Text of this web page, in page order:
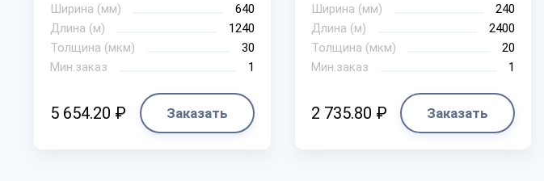
Ширина (мм)
640
Длина (м)
1240
Толщина (мкм)
30
Мин.заказ
1
5 654.20 ₽ Заказать
Ширина (мм)
240
Длина (м)
2400
Толщина (мкм)
20
Мин.заказ
1
2 735.80 ₽ Заказать